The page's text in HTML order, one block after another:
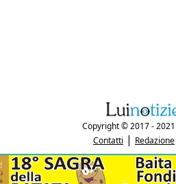
Copyright © 2017 -
Contatti | Redazione
"Luinonotizie.it è una testata
tribunale di Varese al n. 5/